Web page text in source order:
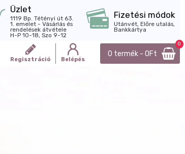
Üzlet
1119 Bp. Tétényi út 63.
1. emelet - Vásárlás és
rendelések átvétele
H-P 10-18, Szo 9-12
Fizetési módok
Utánvét, Előre utalás,
Bankkártya
Regisztráció Belépés
0 termék - 0Ft
0